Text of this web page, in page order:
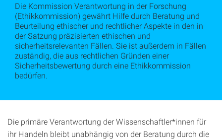
Die Kommission Verantwortung in der Forschung
(Ethikkommission) gewährt Hilfe durch Beratung und
Beurteilung ethischer und rechtlicher Aspekte in den in
der Satzung präzisierten ethischen und
sicherheitsrelevanten Fällen. Sie ist außerdem in Fällen
zuständig, die aus rechtlichen Gründen einer
Sicherheitsbewertung durch eine Ethikkommission
bedürfen.
Die primäre Verantwortung der Wissenschaftler*innen für
ihr Handeln bleibt unabhängig von der Beratung durch die